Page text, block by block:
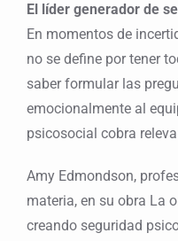
El líder generador de
En momentos de
no se define por tener
saber formular las
emocionalmente al
psicosocial cobra
Amy Edmondson,
materia, en su obra La
creando seguridad